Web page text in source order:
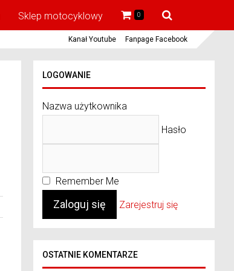
Sklep motocyklowy 0
Kanał Youtube Fanpage Facebook
LOGOWANIE
Nazwa użytkownika
Hasło
Remember Me
Zarejestruj się
OSTATNIE KOMENTARZE